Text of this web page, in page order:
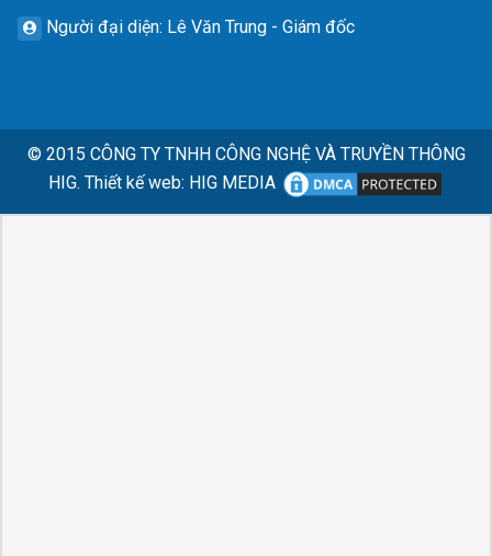
Người đại diện: Lê Văn Trung - Giám đốc
© 2015 CÔNG TY TNHH CÔNG NGHỆ VÀ TRUYỀN THÔNG
HIG. Thiết kế web: HIG MEDIA